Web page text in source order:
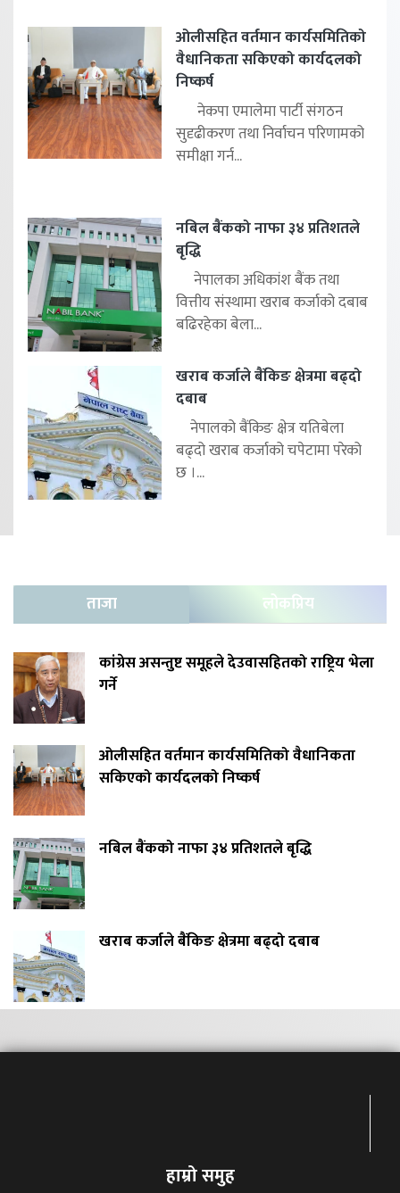
ओलीसहित वर्तमान कार्यसमितिको
वैधानिकता सकिएको कार्यदलको
निष्कर्ष
नेकपा एमालेमा पार्टी संगठन
सुदृढीकरण तथा निर्वाचन परिणामको
समीक्षा गर्न...
नबिल बैंकको नाफा ३४ प्रतिशतले
बृद्धि
नेपालका अधिकांश बैंक तथा
वित्तीय संस्थामा खराब कर्जाको दबाब
बढिरहेका बेला...
खराब कर्जाले बैंकिङ क्षेत्रमा बढ्दो
दबाब
नेपालको बैंकिङ क्षेत्र यतिबेला
बढ्दो खराब कर्जाको चपेटामा परेको
छ ।...
ताजा लोकप्रिय
कांग्रेस असन्तुष्ट समूहले देउवासहितको राष्ट्रिय भेला
गर्ने
ओलीसहित वर्तमान कार्यसमितिको वैधानिकता
सकिएको कार्यदलको निष्कर्ष
नबिल बैंकको नाफा ३४ प्रतिशतले बृद्धि
खराब कर्जाले बैंकिङ क्षेत्रमा बढ्दो दबाब
हाम्रो समुह